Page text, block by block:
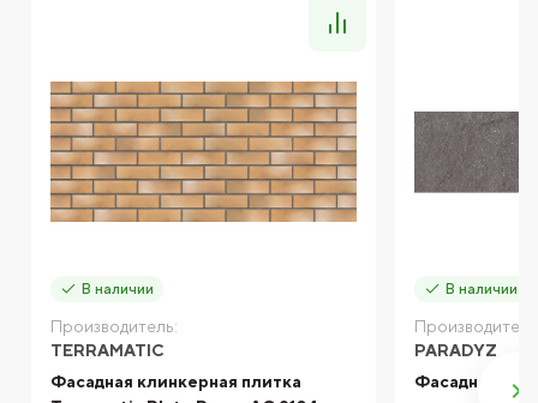
В наличии
Производитель:
TERRAMATIC
Фасадная клинкерная плитка
В наличии
PARADYZ
Фасадная